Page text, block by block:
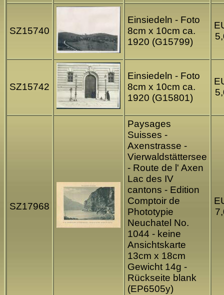
SZ15740
Einsiedeln - Foto
8cm x 10cm ca.
1920 (G15799)
SZ15742
Einsiedeln - Foto
8cm x 10cm ca.
1920 (G15801)
SZ17968
Paysages
Suisses -
Axenstrasse -
Vierwaldstättersee
- Route de l' Axen
Lac des IV
cantons - Edition
Comptoir de
Phototypie
Neuchatel No.
1044 - keine
Ansichtskarte
13cm x 18cm
Gewicht 14g -
Rückseite blank
(EP6505y)